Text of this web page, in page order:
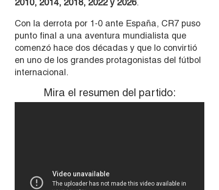
2010, 2014, 2018, 2022 y 2026.
Con la derrota por 1-0 ante España, CR7 puso
punto final a una aventura mundialista que
comenzó hace dos décadas y que lo convirtió
en uno de los grandes protagonistas del fútbol
internacional.
Mira el resumen del partido: